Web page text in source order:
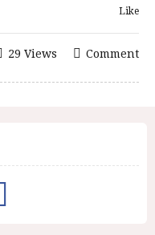
Like
Comment
29 Views